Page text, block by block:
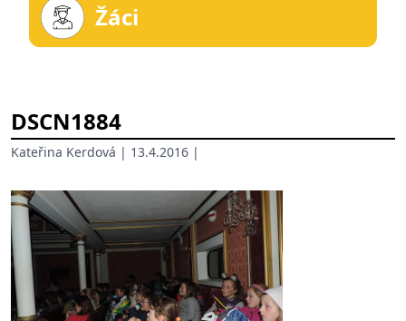
Žáci
DSCN1884
Kateřina Kerdová | 13.4.2016 |